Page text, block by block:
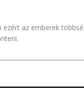
az emberek